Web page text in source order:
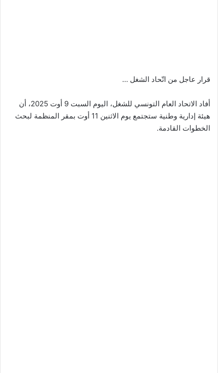
قرار عاجل من اتّحاد الشغل …
أفاد الاتحاد العام التونسي للشغل، اليوم السبت 9 أوت 2025، أن
هيئة إدارية وطنية ستجتمع يوم الاثنين 11 أوت بمقر المنظمة لبحث
الخطوات القادمة.